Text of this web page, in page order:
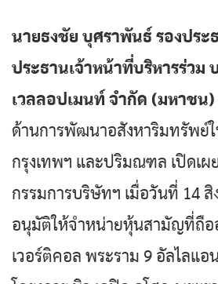
นายธงชัย บุศราพันธ์ รองประ
ประธานเจ้าหน้าที่บริหารร่วม
เวลลอปเมนท์ จำกัด (มหาชน)
ด้านการพัฒนาอสังหาริมทรัพย์
กรุงเทพฯ และปริมณฑล เปิดเ
กรรมการบริษัทฯ เมื่อวันที่ 14
อนุมัติให้จำหน่ายหุ้นสามัญที่ถือ
เวอร์ติคอล พระราม 9 อัลไลแ